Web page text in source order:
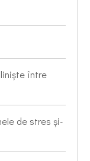
liniște între
de stres și-